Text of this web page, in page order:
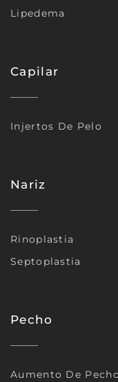
Lipedema
Capilar
Injertos De Pelo
Nariz
Rinoplastia
Septoplastia
Pecho
Aumento De Pecho